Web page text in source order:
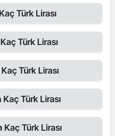
Kaç Türk Lirası
Kaç Türk Lirası
Kaç Türk Lirası
Kaç Türk Lirası
Kaç Türk Lirası